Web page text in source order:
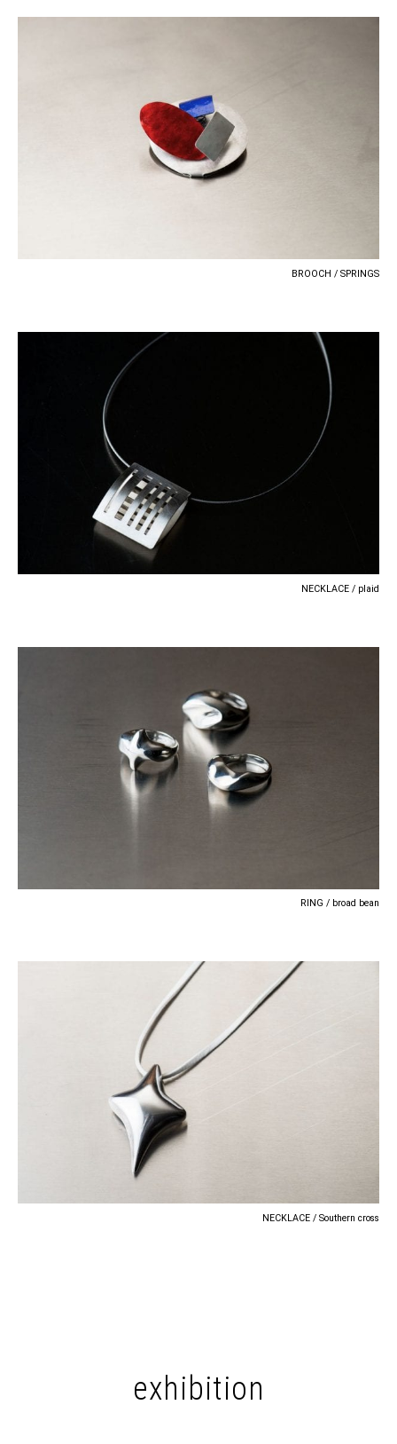
BROOCH / SPRINGS
NECKLACE / plaid
RING / broad bean
NECKLACE / Southern cross
exhibition